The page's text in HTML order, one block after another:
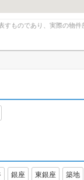
ものであり、実際の物件
銀座 東銀座 築地